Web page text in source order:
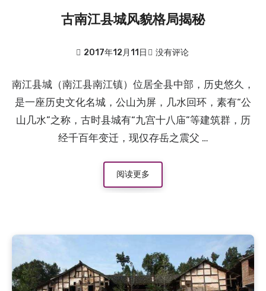
古南江县城风貌格局揭秘
2017年12月11日 没有评论
南江县城（南江县南江镇）位居全县中部，历史悠久，
是一座历史文化名城，公山为屏，几水回环，素有“公
山几水”之称，古时县城有“九宫十八庙”等建筑群，历
经千百年变迁，现仅存岳之震父 …
阅读更多